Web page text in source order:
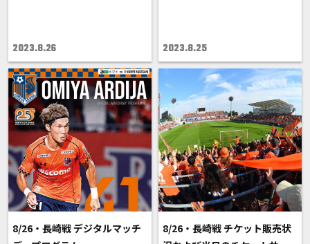
2023.8.26 2023.8.25
8/26・長崎戦 デジタルマッチ
8/26・長崎戦 チケット販売状